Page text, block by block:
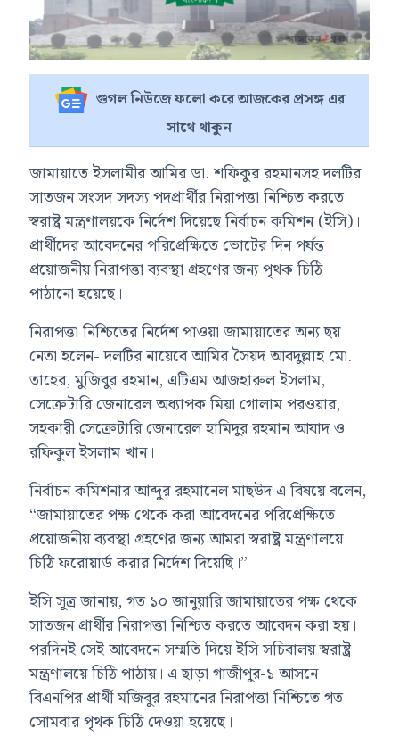
গুগল নিউজে ফলো করে আজকের প্রসঙ্গ এর
সাথে থাকুন
জামায়াতে ইসলামীর আমির ডা. শফিকুর রহমানসহ দলটির
সাতজন সংসদ সদস্য পদপ্রার্থীর নিরাপত্তা নিশ্চিত করতে
স্বরাষ্ট্র মন্ত্রণালয়কে নির্দেশ দিয়েছে নির্বাচন কমিশন (ইসি)।
প্রার্থীদের আবেদনের পরিপ্রেক্ষিতে ভোটের দিন পর্যন্ত
প্রয়োজনীয় নিরাপত্তা ব্যবস্থা গ্রহণের জন্য পৃথক চিঠি
পাঠানো হয়েছে।
নিরাপত্তা নিশ্চিতের নির্দেশ পাওয়া জামায়াতের অন্য ছয়
নেতা হলেন- দলটির নায়েবে আমির সৈয়দ আবদুল্লাহ মো.
তাহের, মুজিবুর রহমান, এটিএম আজহারুল ইসলাম,
সেক্রেটারি জেনারেল অধ্যাপক মিয়া গোলাম পরওয়ার,
সহকারী সেক্রেটারি জেনারেল হামিদুর রহমান আযাদ ও
রফিকুল ইসলাম খান।
নির্বাচন কমিশনার আব্দুর রহমানেল মাছউদ এ বিষয়ে বলেন,
“জামায়াতের পক্ষ থেকে করা আবেদনের পরিপ্রেক্ষিতে
প্রয়োজনীয় ব্যবস্থা গ্রহণের জন্য আমরা স্বরাষ্ট্র মন্ত্রণালয়ে
চিঠি ফরোয়ার্ড করার নির্দেশ দিয়েছি।”
ইসি সূত্র জানায়, গত ১০ জানুয়ারি জামায়াতের পক্ষ থেকে
সাতজন প্রার্থীর নিরাপত্তা নিশ্চিত করতে আবেদন করা হয়।
পরদিনই সেই আবেদনে সম্মতি দিয়ে ইসি সচিবালয় স্বরাষ্ট্র
মন্ত্রণালয়ে চিঠি পাঠায়। এ ছাড়া গাজীপুর-১ আসনে
বিএনপির প্রার্থী মজিবুর রহমানের নিরাপত্তা নিশ্চিতে গত
সোমবার পৃথক চিঠি দেওয়া হয়েছে।